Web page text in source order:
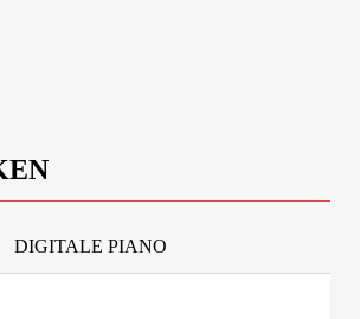
DIGITALE PIANO